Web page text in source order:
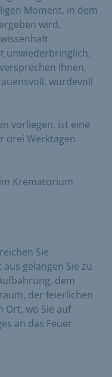
Moment, in dem
wird,
unwiederbringlich,
Ihnen,
würdevoll
vorliegen, ist eine
drei Werktagen
Krematorium
Sie
gelangen Sie zu
dem
der feierlichen
Ort, wo Sie auf
an das Feuer